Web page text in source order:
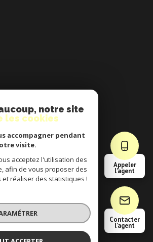
Appeler
l'agent
Contacter
l'agent
réservés
notre site
les cookies
accompagner pendant
visite.
acceptez l'utilisation des
afin de vous proposer des
réaliser des statistiques !